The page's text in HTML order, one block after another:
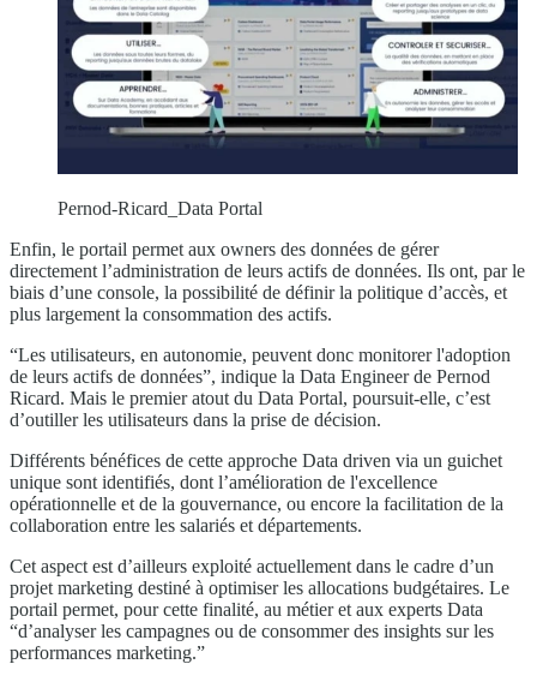
Pernod-Ricard_Data Portal
Enfin, le portail permet aux owners des données de gérer
directement l’administration de leurs actifs de données. Ils ont, par le
biais d’une console, la possibilité de définir la politique d’accès, et
plus largement la consommation des actifs.
“Les utilisateurs, en autonomie, peuvent donc monitorer l'adoption
de leurs actifs de données”, indique la Data Engineer de Pernod
Ricard. Mais le premier atout du Data Portal, poursuit-elle, c’est
d’outiller les utilisateurs dans la prise de décision.
Différents bénéfices de cette approche Data driven via un guichet
unique sont identifiés, dont l’amélioration de l'excellence
opérationnelle et de la gouvernance, ou encore la facilitation de la
collaboration entre les salariés et départements.
Cet aspect est d’ailleurs exploité actuellement dans le cadre d’un
projet marketing destiné à optimiser les allocations budgétaires. Le
portail permet, pour cette finalité, au métier et aux experts Data
“d’analyser les campagnes ou de consommer des insights sur les
performances marketing.”